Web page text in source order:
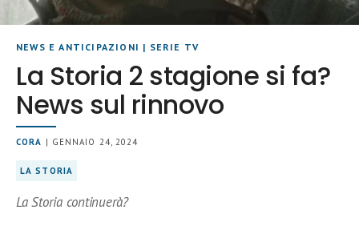
NEWS E ANTICIPAZIONI | SERIE TV
La Storia 2 stagione si fa?
News sul rinnovo
CORA | GENNAIO 24, 2024
LA STORIA
La Storia continuerà?